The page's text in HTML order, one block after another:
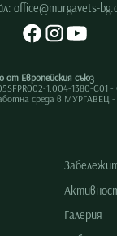
office@murgavets-
от Европейския съюз
1.004-1380-C01 -
среда в
Галерия